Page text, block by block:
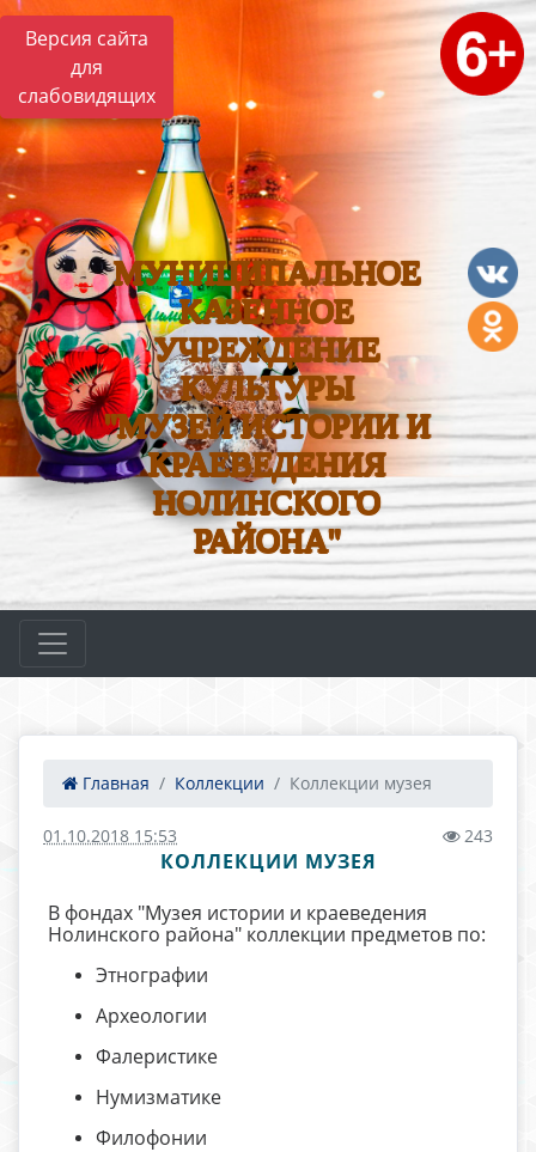
Версия сайта
для
слабовидящих
МУНИЦИПАЛЬНОЕ
КАЗЕННОЕ
УЧРЕЖДЕНИЕ
КУЛЬТУРЫ
"МУЗЕЙ ИСТОРИИ И
КРАЕВЕДЕНИЯ
НОЛИНСКОГО
РАЙОНА"
Главная Коллекции Коллекции музея
01.10.2018 15:53 243
КОЛЛЕКЦИИ МУЗЕЯ
В фондах "Музея истории и краеведения
Нолинского района" коллекции предметов по:
Этнографии
Археологии
Фалеристике
Нумизматике
Филофонии